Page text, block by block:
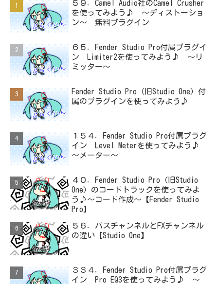
５９．Camel Audio社のCamel Crusher
を使ってみよう♪ ～ディストーショ
ン～ 無料プラグイン
６５．Fender Studio Pro付属プラグイ
ン Limiter2を使ってみよう♪ ～リ
ミッター～
Fender Studio Pro（旧Studio One）付
属のプラグインを使ってみよう♪
１５４．Fender Studio Pro付属プラグ
イン Level Meterを使ってみよう♪
～メーター～
４０．Fender Studio Pro（旧Studio
One）のコードトラックを使ってみよ
う♪～コード作成～【Fender Studio
Pro】
５６．バスチャンネルとFXチャンネル
の違い【Studio One】
３３４．Fender Studio Pro付属プラグ
イン Pro EQ3を使ってみよう♪ ～